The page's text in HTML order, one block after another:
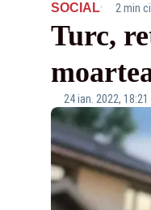
SOCIAL· 2 min
Turc,
24 ian. 2022, 18:21